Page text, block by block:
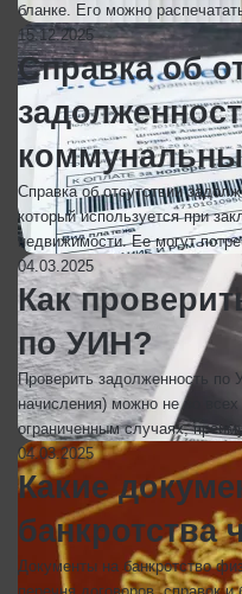
бланке. Его можно
15.12.2025
Справка об
Справка об отсутствии
который используется при
недвижимости. Ее могут
04.03.2025
Как
по УИН?
Проверить задолженность по
начисления) можно не во
ограниченным случаях,
04.03.2025
Какие
банкротства
Документы на банкротство